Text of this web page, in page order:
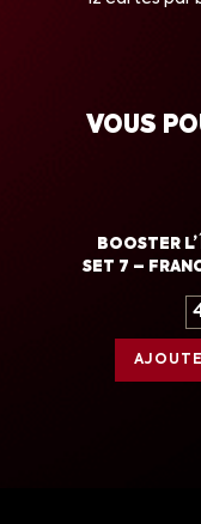
VOUS
BOOSTER
SET 7 –